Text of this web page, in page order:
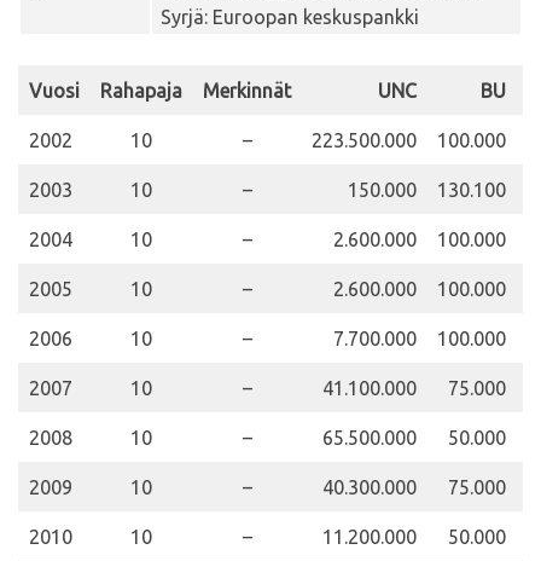
Syrjä: Euroopan keskuspankki
Vuosi Rahapaja Merkinnät UNC BU
2002 10 – 223.500.000 100.000
2003 10 – 150.000 130.100
2004 10 – 2.600.000 100.000
2005 10 – 2.600.000 100.000
2006 10 – 7.700.000 100.000
2007 10 – 41.100.000 75.000
2008 10 – 65.500.000 50.000
2009 10 – 40.300.000 75.000
2010 10 – 11.200.000 50.000